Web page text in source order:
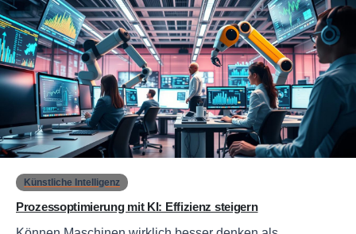
Künstliche Intelligenz
Prozessoptimierung mit KI: Effizienz steigern